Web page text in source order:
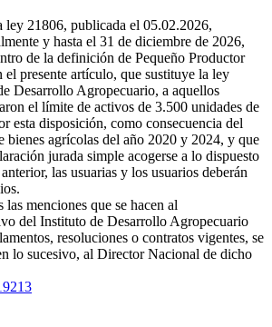
21806, publicada el 05.02.2026,
y hasta el 31 de diciembre de 2026,
de la definición de Pequeño Productor
presente artículo, que sustituye la ley
Desarrollo Agropecuario, a aquellos
el límite de activos de 3.500 unidades de
esta disposición, como consecuencia del
bienes agrícolas del año 2020 y 2024, y que
jurada simple acogerse a lo dispuesto
las usuarias y los usuarios deberán
menciones que se hacen al
del Instituto de Desarrollo Agropecuario
resoluciones o contratos vigentes, se
lo sucesivo, al Director Nacional de dicho